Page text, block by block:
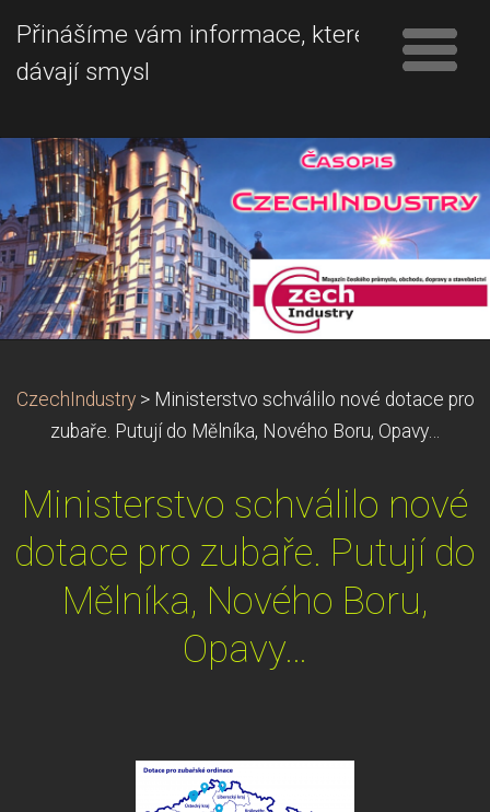
Přinášíme vám informace, které
dávají smysl
CzechIndustry > Ministerstvo schválilo nové dotace pro
zubaře. Putují do Mělníka, Nového Boru, Opavy…
Ministerstvo schválilo nové
dotace pro zubaře. Putují do
Mělníka, Nového Boru,
Opavy…